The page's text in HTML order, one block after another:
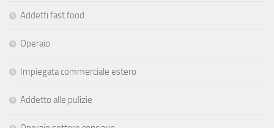
Addetti fast food
Operaio
Impiegata commerciale estero
Addetto alle pulizie